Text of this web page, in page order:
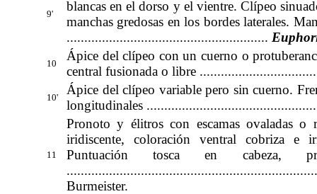
9'
blancas en el dorso y el vientre. Clípeo
manchas gredosas en los bordes laterales.
.........................................................
10
Ápice del clípeo con un cuerno o
central fusionada o libre
10'
Ápice del clípeo variable pero sin cuerno.
longitudinales
11
Pronoto y élitros con escamas ovaladas o
iridiscente, coloración ventral cobriza e
Puntuación tosca en cabeza,
..................
Burmeister.